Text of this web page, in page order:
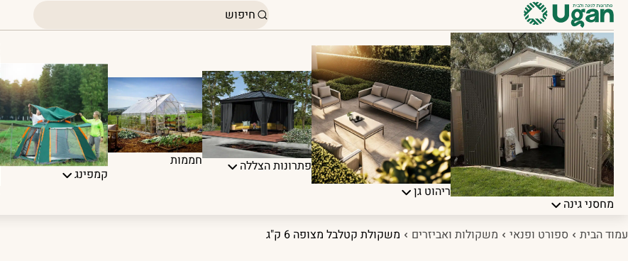
מחסני גינה
ריהוט גן
פתרונות הצללה
חממות
קמפינג
עמוד הבית
ספורט ופנאי משקולות ואביזרים משקולת קטלבל מצופה 6 ק"ג